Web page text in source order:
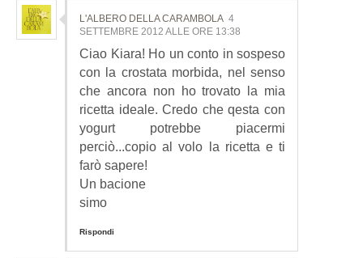
L'ALBERO DELLA CARAMBOLA 4
SETTEMBRE 2012 ALLE ORE 13:38
Ciao Kiara! Ho un conto in sospeso
con la crostata morbida, nel senso
che ancora non ho trovato la mia
ricetta ideale. Credo che qesta con
yogurt potrebbe piacermi
perciò...copio al volo la ricetta e ti
farò sapere!
Un bacione
simo
Rispondi